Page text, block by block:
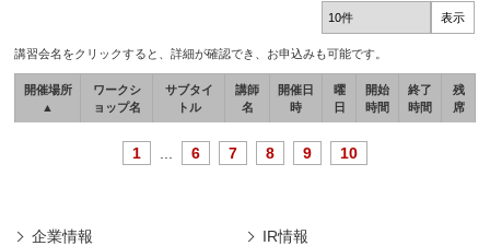
講習会名をクリックすると、詳細が確認でき、お申込みも可能です。
開催場所
▲
ワークシ
ョップ名
サブタイ
トル
講師
名
開催日
時
曜
日
開始
時間
終了
時間
残
席
1 6 7 8 9 10
企業情報 IR情報